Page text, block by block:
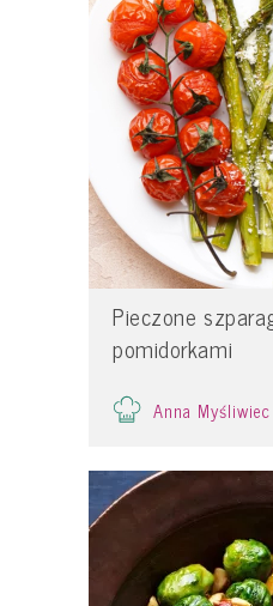
Pieczone
pomidorkami
Anna Myśliwiec